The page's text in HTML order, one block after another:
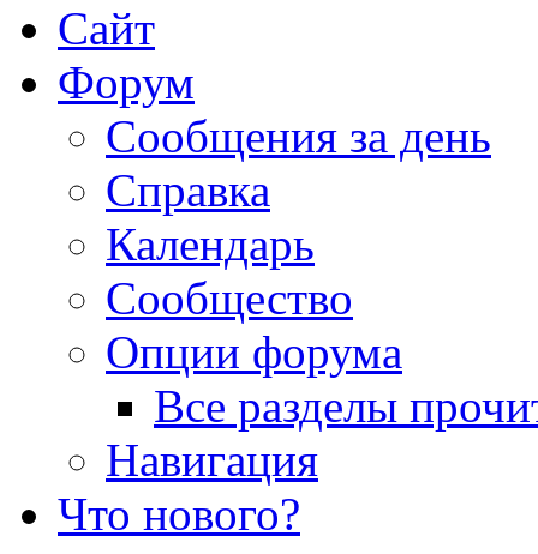
Сайт
Форум
Сообщения за день
Справка
Календарь
Сообщество
Опции форума
Все разделы
Навигация
Что нового?